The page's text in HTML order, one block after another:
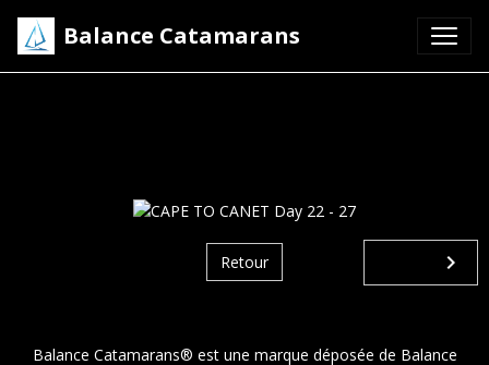
Balance Catamarans
Retour
Balance Catamarans® est une marque déposée de Balance